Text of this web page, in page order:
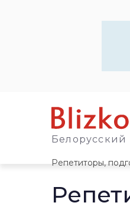
Белорусский
Репетиторы,